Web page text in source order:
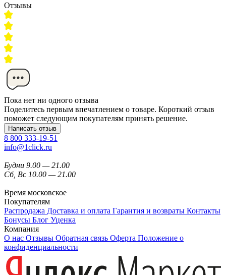
Отзывы
Пока нет ни одного отзыва
Поделитесь первым впечатлением о товаре. Короткий отзыв
поможет следующим покупателям принять решение.
Написать отзыв
8 800 333-19-51
info@1click.ru
Будни 9.00 — 21.00
Сб, Вс 10.00 — 21.00
Время московское
Покупателям
Распродажа Доставка и оплата Гарантия и возвраты Контакты
Бонусы Блог Уценка
Компания
О нас Отзывы Обратная связь Оферта Положение о
конфиденциальности